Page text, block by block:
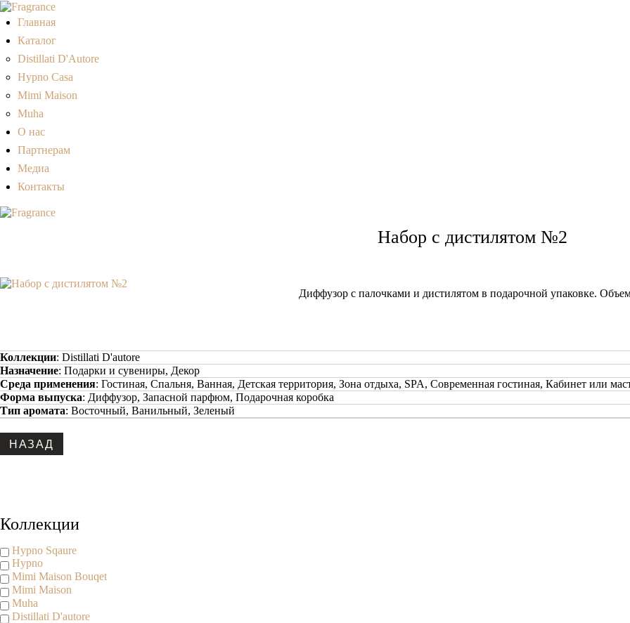
Главная
Каталог
Distillati D'Autore
Hypno Casa
Mimi Maison
Muha
О нас
Партнерам
Медиа
Контакты
Набор с дистилятом №2
Диффузор с палочками и дистилятом в подарочной упаковке.
Коллекции: Distillati D'autore
Назначение: Подарки и сувениры, Декор
Среда применения: Гостиная, Спальня, Ванная, Детская территория, Зона отдыха, SPA, Современная гостиная, Кабинет или
Форма выпуска: Диффузор, Запасной парфюм, Подарочная коробка
Тип аромата: Восточный, Ванильный, Зеленый
Коллекции
Hypno Sqaure
Hypno
Mimi Maison Bouqet
Mimi Maison
Muha
Distillati D'autore